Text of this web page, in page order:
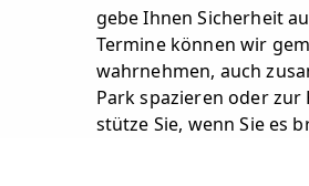
gebe Ihnen Sicherheit
Termine können wir
wahrnehmen, auch
Park spazieren oder zur
stütze Sie, wenn Sie es